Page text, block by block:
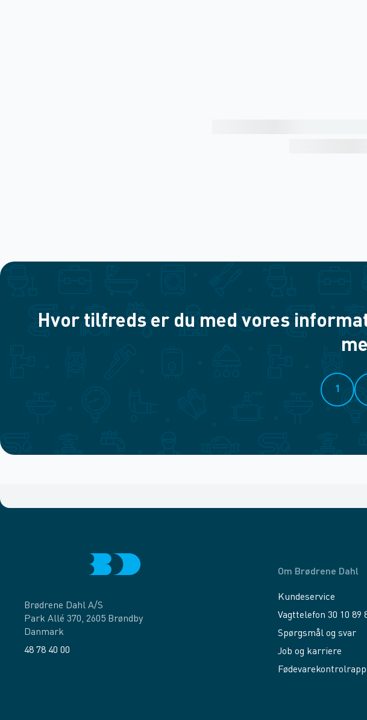
Hvor tilfreds er du med vores
1
Brødrene Dahl A/S
Park Allé 370, 2605 Brøndby
Danmark
48 78 40 00
Om Brødrene Dahl
Kundeservice
Vagttelefon 30 10 89
Spørgsmål og svar
Job og karriere